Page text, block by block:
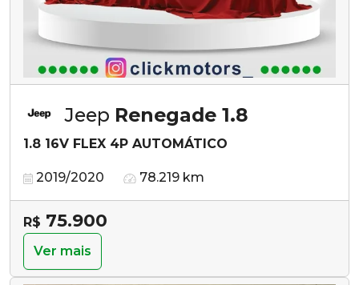
Jeep Renegade 1.8
1.8 16V FLEX 4P AUTOMÁTICO
2019/2020 78.219 km
R$ 75.900
Ver mais